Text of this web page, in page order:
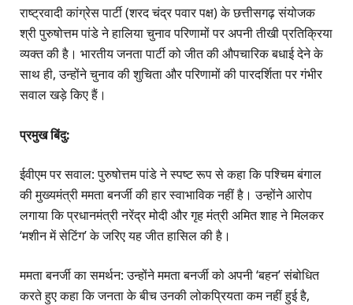
राष्ट्रवादी कांग्रेस पार्टी (शरद चंद्र पवार पक्ष) के छत्तीसगढ़ संयोजक
श्री पुरुषोत्तम पांडे ने हालिया चुनाव परिणामों पर अपनी तीखी प्रतिक्रिया
व्यक्त की है। भारतीय जनता पार्टी को जीत की औपचारिक बधाई देने के
साथ ही, उन्होंने चुनाव की शुचिता और परिणामों की पारदर्शिता पर गंभीर
सवाल खड़े किए हैं।
प्रमुख बिंदु:
ईवीएम पर सवाल: पुरुषोत्तम पांडे ने स्पष्ट रूप से कहा कि पश्चिम बंगाल
की मुख्यमंत्री ममता बनर्जी की हार स्वाभाविक नहीं है। उन्होंने आरोप
लगाया कि प्रधानमंत्री नरेंद्र मोदी और गृह मंत्री अमित शाह ने मिलकर
‘मशीन में सेटिंग’ के जरिए यह जीत हासिल की है।
ममता बनर्जी का समर्थन: उन्होंने ममता बनर्जी को अपनी ‘बहन’ संबोधित
करते हुए कहा कि जनता के बीच उनकी लोकप्रियता कम नहीं हुई है,